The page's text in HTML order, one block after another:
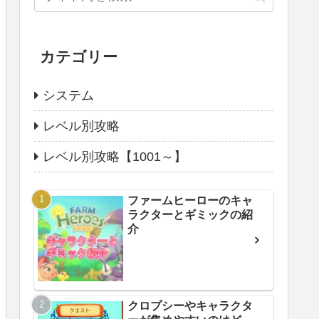
カテゴリー
システム
レベル別攻略
レベル別攻略【1001～】
ファームヒーローのキャ
ラクターとギミックの紹
介
クロプシーやキャラクタ